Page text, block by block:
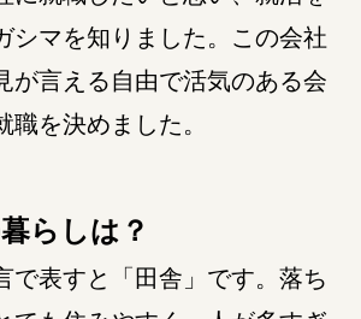
シマを知りました。この会社
が言える自由で活気のある会
職を決めました。
らしは？
表すと「田舎」です。落ち